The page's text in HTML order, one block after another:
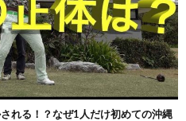
れる！？なぜ1人だけ初めての沖縄